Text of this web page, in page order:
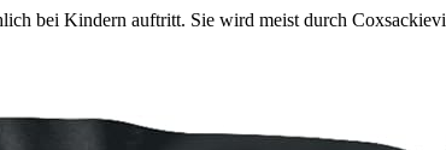
bei Kindern auftritt. Sie wird meist durch